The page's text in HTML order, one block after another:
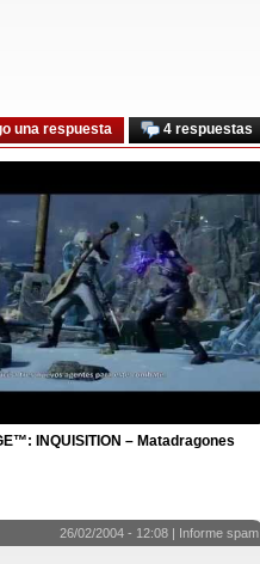
4 respuestas
una respuesta
INQUISITION – Matadragones
26/02/2004 - 12:08 | Informe spam